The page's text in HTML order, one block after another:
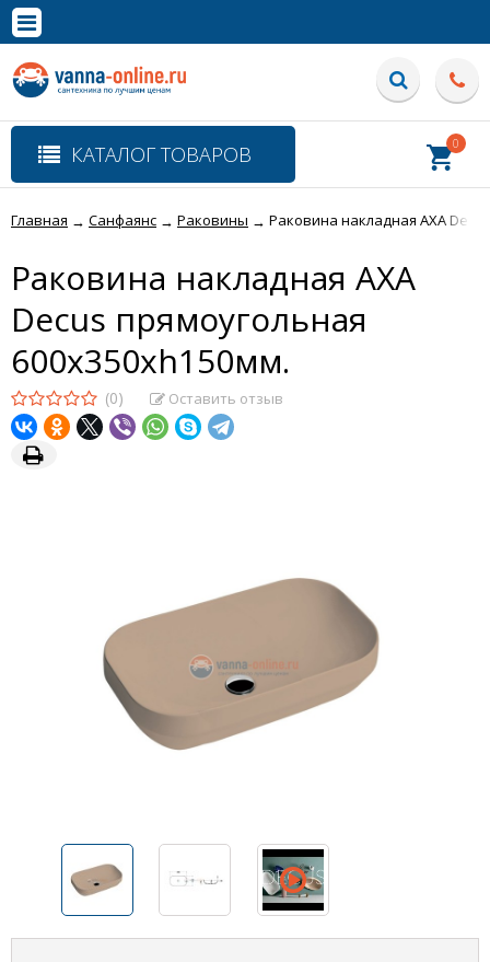
Полная версия сайта
КАТАЛОГ ТОВАРОВ 0
Главная → Санфаянс → Раковины → Раковина накладная AXA
Раковина накладная AXA
Decus прямоугольная
600х350хh150мм.
(0) Оставить отзыв